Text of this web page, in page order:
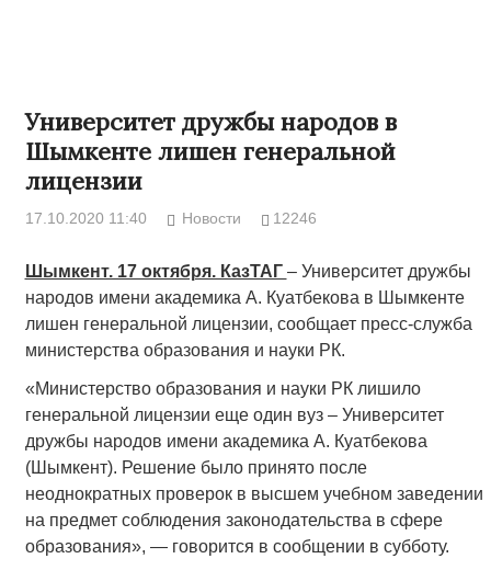
Университет дружбы народов в
Шымкенте лишен генеральной
лицензии
17.10.2020 11:40 Новости 12246
Шымкент. 17 октября. КазТАГ – Университет дружбы
народов имени академика А. Куатбекова в Шымкенте
лишен генеральной лицензии, сообщает пресс-служба
министерства образования и науки РК.
«Министерство образования и науки РК лишило
генеральной лицензии еще один вуз – Университет
дружбы народов имени академика А. Куатбекова
(Шымкент). Решение было принято после
неоднократных проверок в высшем учебном заведении
на предмет соблюдения законодательства в сфере
образования», — говорится в сообщении в субботу.